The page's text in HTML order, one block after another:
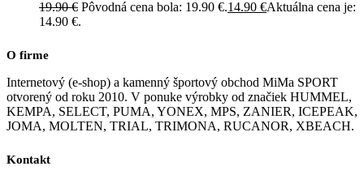
19.90€ Pôvodná cena bola: 19.90 €.14.90 €Aktuálna cena je:
14.90 €.
O firme
Internetový (e-shop) a kamenný športový obchod MiMa SPORT
otvorený od roku 2010. V ponuke výrobky od značiek HUMMEL,
KEMPA, SELECT, PUMA, YONEX, MPS, ZANIER, ICEPEAK,
JOMA, MOLTEN, TRIAL, TRIMONA, RUCANOR, XBEACH.
Kontakt